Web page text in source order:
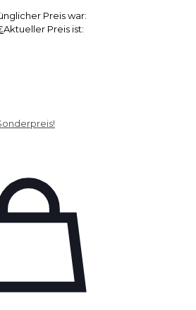
Preis war:
Aktueller Preis ist: